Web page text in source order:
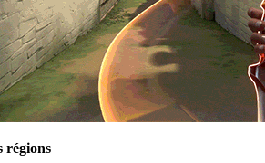
régions